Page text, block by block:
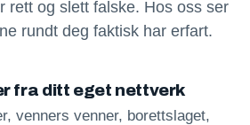
rett og slett falske. Hos oss ser
rundt deg faktisk har erfart.
fra ditt eget nettverk
venners venner, borettslaget,